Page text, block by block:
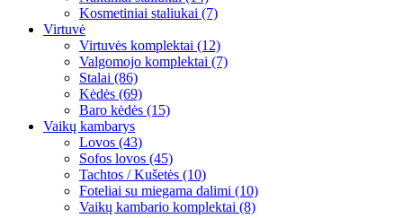
Kosmetiniai staliukai (7)
Virtuvė
Virtuvės komplektai (12)
Valgomojo komplektai (7)
Stalai (86)
Kėdės (69)
Baro kėdės (15)
Vaikų kambarys
Lovos (43)
Sofos lovos (45)
Tachtos / Kušetės (10)
Foteliai su miegama dalimi (10)
Vaikų kambario komplektai (8)